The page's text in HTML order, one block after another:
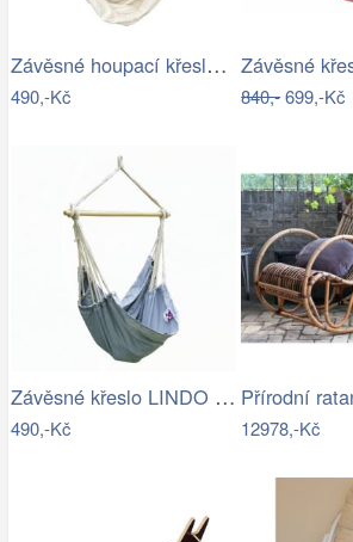
Závěsné houpací křeslo Cozyz béžová
490,-Kč 840,-699,-Kč
Závěsné křeslo LINDO NEW Tempo Kondela
490,-Kč 12978,-Kč